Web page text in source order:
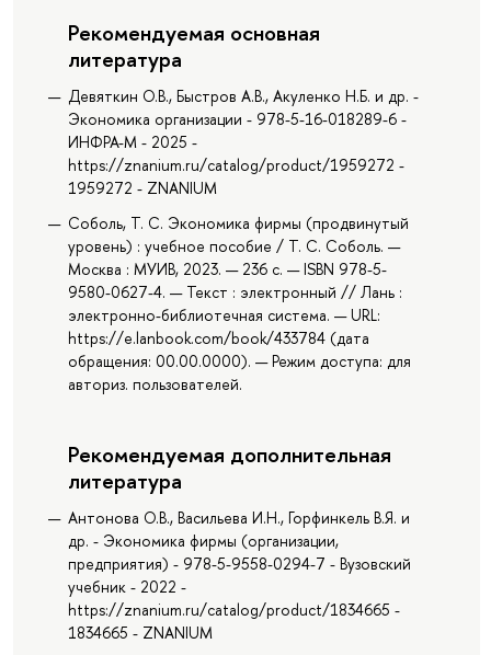
Рекомендуемая основная
литература
Девяткин О.В., Быстров А.В., Акуленко Н.Б. и др. -
Экономика организации - 978-5-16-018289-6 -
ИНФРА-М - 2025 -
https://znanium.ru/catalog/product/1959272 -
1959272 - ZNANIUM
Соболь, Т. С. Экономика фирмы (продвинутый
уровень) : учебное пособие / Т. С. Соболь. —
Москва : МУИВ, 2023. — 236 с. — ISBN 978-5-
9580-0627-4. — Текст : электронный // Лань :
электронно-библиотечная система. — URL:
https://e.lanbook.com/book/433784 (дата
обращения: 00.00.0000). — Режим доступа: для
авториз. пользователей.
Рекомендуемая дополнительная
литература
Антонова О.В., Васильева И.Н., Горфинкель В.Я. и
др. - Экономика фирмы (организации,
предприятия) - 978-5-9558-0294-7 - Вузовский
учебник - 2022 -
https://znanium.ru/catalog/product/1834665 -
1834665 - ZNANIUM